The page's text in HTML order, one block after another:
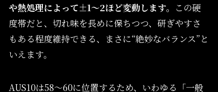
や熱処理によって±1～2ほど変動します。 この硬
度帯だと、切れ味を長めに保ちつつ、研ぎやすさ
もある程度維持できる、まさに“絶妙なバランス”と
いえます。
AUS10は58〜60に位置するため、いわゆる「一般